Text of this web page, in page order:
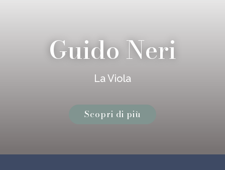
Guido Neri
La Viola
Scopri di più